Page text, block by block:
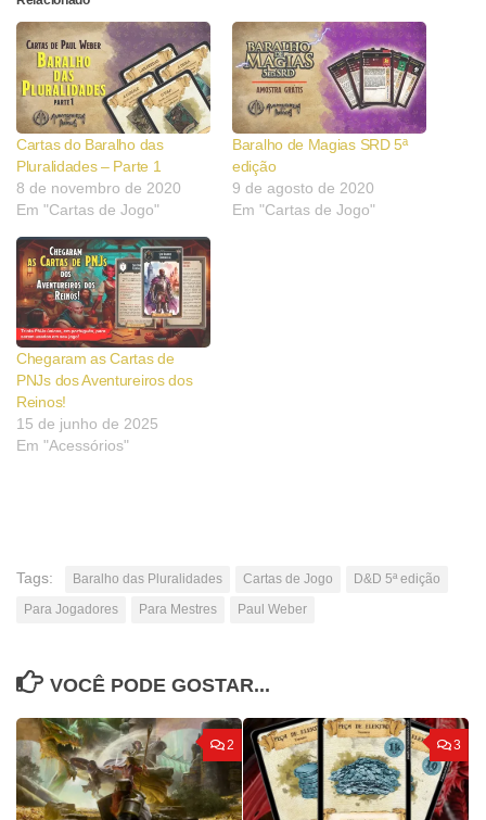
Cartas do Baralho das
Pluralidades – Parte 1
8 de novembro de 2020
Em "Cartas de Jogo"
Baralho de Magias SRD 5ª
edição
9 de agosto de 2020
Em "Cartas de Jogo"
Chegaram as Cartas de
PNJs dos Aventureiros dos
Reinos!
15 de junho de 2025
Em "Acessórios"
Tags: Baralho das Pluralidades Cartas de Jogo
D&D 5ª edição
Para Jogadores
Para Mestres Paul Weber
VOCÊ PODE GOSTAR...
2 3